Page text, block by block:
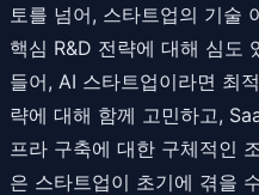
토를 넘어, 스타트업의 기술
핵심 R&D 전략에 대해 심도
들어, AI 스타트업이라면 최
략에 대해 함께 고민하고,
프라 구축에 대한 구체적인
은 스타트업이 초기에 겪을